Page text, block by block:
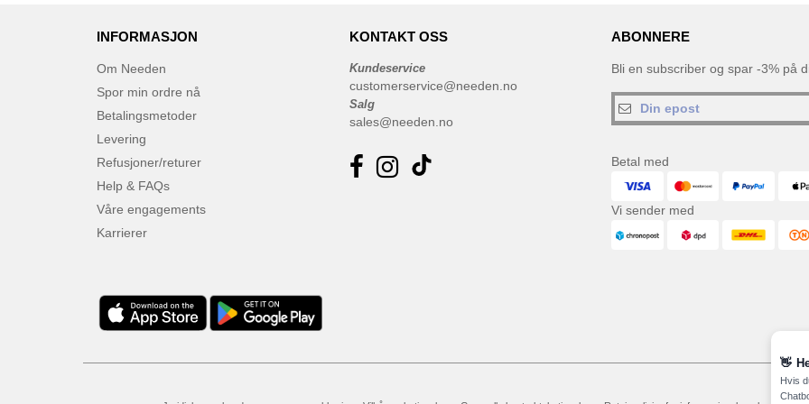
INFORMASJON
Om Needen
Spor min ordre nå
Betalingsmetoder
Levering
Refusjoner/returer
Help & FAQs
Våre engagements
Karrierer
KONTAKT OSS
Kundeservice
customerservice@needen.no
Salg
sales@needen.no
ABONNERE
Bli en subscriber og spar -3% på
Betal med
Vi sender med
👋
Hvis